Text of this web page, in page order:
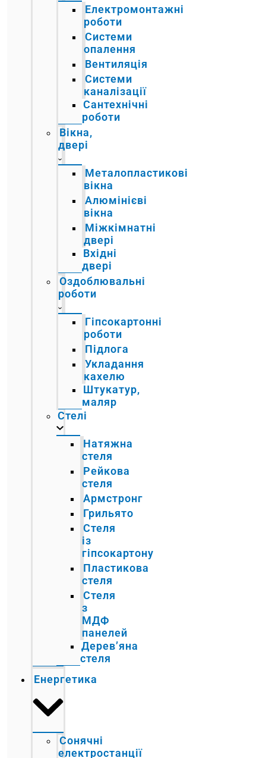
Електромонтажні
роботи
Системи
опалення
Вентиляція
Системи
каналізації
Сантехнічні
роботи
Вікна,
двері
Металопластикові
вікна
Алюмінієві
вікна
Міжкімнатні
двері
Вхідні
двері
Оздоблювальні
роботи
Гіпсокартонні
роботи
Підлога
Укладання
кахелю
Штукатур,
маляр
Стелі
Натяжна
стеля
Рейкова
стеля
Армстронг
Грильято
Стеля
із
гіпсокартону
Пластикова
стеля
Стеля
з
МДФ
панелей
Дерев’яна
стеля
Енергетика
Сонячні
електростанції